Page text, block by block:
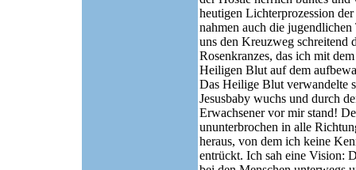
heutigen Lichterprozession
nahmen auch die
uns den Kreuzweg schreitend
Rosenkranzes, das ich mit
Heiligen Blut auf dem
Das Heilige Blut verwandelte
Jesusbaby wuchs und durch
Erwachsener vor mir stand!
ununterbrochen in alle
heraus, von dem ich keine
entrückt. Ich sah eine Vision: